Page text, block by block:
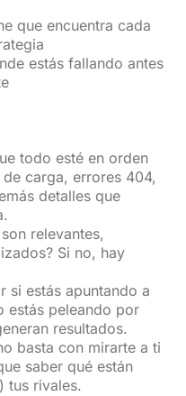
que encuentra cada
estás fallando antes
todo esté en orden
carga, errores 404,
detalles que
relevantes,
Si no, hay
si estás apuntando a
estás peleando por
resultados.
basta con mirarte a ti
saber qué están
tus rivales.